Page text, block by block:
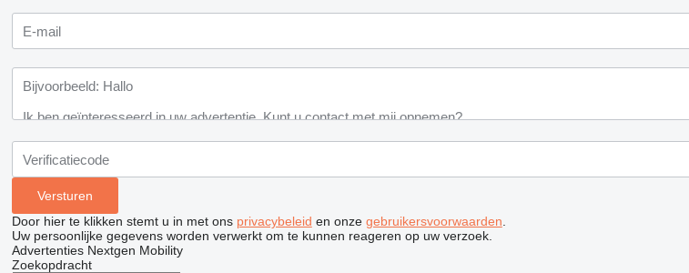
Door hier te klikken stemt u in met ons privacybeleid en onze gebruikersvoorwaarden
Uw persoonlijke gegevens worden verwerkt om te kunnen reageren op uw verzoek.
Advertenties Nextgen Mobility
Zoekopdracht